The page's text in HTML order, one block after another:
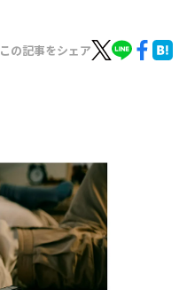
この記事をシェア